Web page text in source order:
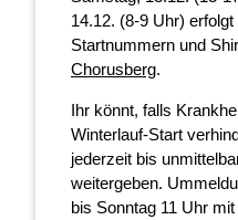
14.12. (8-9 Uhr)
Startnummern und
Chorusberg.
Ihr könnt, falls
Winterlauf-Start
jederzeit bis
weitergeben.
bis Sonntag 11 Uhr